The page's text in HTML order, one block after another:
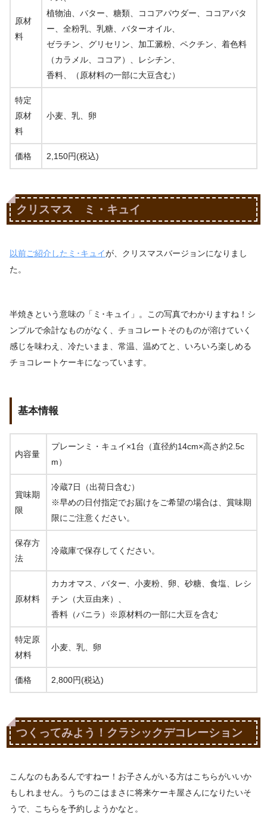
原材
料
植物油、バター、糖類、ココアパウダー、ココアバタ
ー、全粉乳、乳糖、バターオイル、
ゼラチン、グリセリン、加工澱粉、ペクチン、着色料
（カラメル、ココア）、レシチン、
香料、（原材料の一部に大豆含む）
特定
原材
料
小麦、乳、卵
価格 2,150円(税込)
クリスマス ミ・キュイ
以前ご紹介したミ･キュイが、クリスマスバージョンになりまし
た。
半焼きという意味の「ミ･キュイ」。この写真でわかりますね！シ
ンプルで余計なものがなく、チョコレートそのものが溶けていく
感じを味わえ、冷たいまま、常温、温めてと、いろいろ楽しめる
チョコレートケーキになっています。
基本情報
内容量
プレーンミ・キュイ×1台（直径約14cm×高さ約2.5c
m）
賞味期
限
冷蔵7日（出荷日含む）
※早めの日付指定でお届けをご希望の場合は、賞味期
限にご注意ください。
保存方
法
冷蔵庫で保存してください。
原材料
カカオマス、バター、小麦粉、卵、砂糖、食塩、レシ
チン（大豆由来）、
香料（バニラ）※原材料の一部に大豆を含む
特定原
材料
小麦、乳、卵
価格 2,800円(税込)
つくってみよう！クラシックデコレーション
こんなのもあるんですねー！お子さんがいる方はこちらがいいか
もしれません。うちのこはまさに将来ケーキ屋さんになりたいそ
うで、こちらを予約しようかなと。